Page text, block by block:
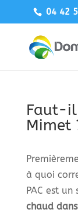
04 42
Faut-il
Mimet
à quoi
PAC est
chaud